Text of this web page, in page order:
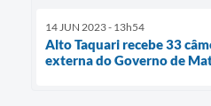
14 JUN 2023 - 13h54
Alto Taquari recebe 33
externa do Governo de